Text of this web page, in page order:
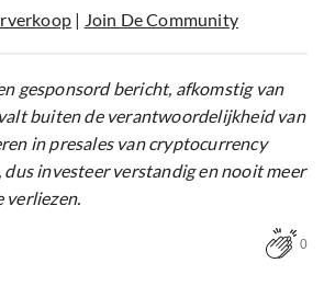
| Join De Community
gesponsord bericht, afkomstig van
buiten de verantwoordelijkheid van
in presales van cryptocurrency
dus investeer verstandig en nooit meer
verliezen.
0